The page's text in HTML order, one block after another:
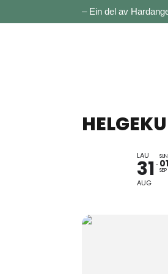
– Ein del av
LAU
31
AUG
SUN
01
SEP